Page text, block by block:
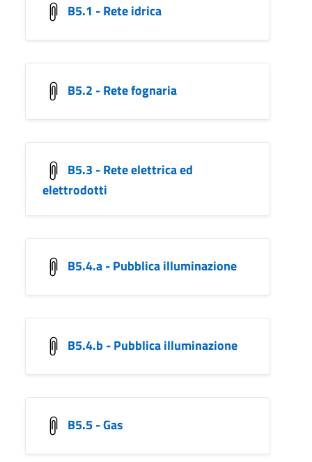
B5.1 - Rete idrica
B5.2 - Rete fognaria
B5.3 - Rete elettrica ed
elettrodotti
B5.4.a - Pubblica illuminazione
B5.4.b - Pubblica illuminazione
B5.5 - Gas